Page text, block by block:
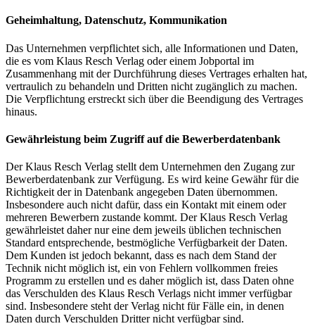
Geheimhaltung, Datenschutz, Kommunikation
Das Unternehmen verpflichtet sich, alle Informationen und Daten,
die es vom Klaus Resch Verlag oder einem Jobportal im
Zusammenhang mit der Durchführung dieses Vertrages erhalten hat,
vertraulich zu behandeln und Dritten nicht zugänglich zu machen.
Die Verpflichtung erstreckt sich über die Beendigung des Vertrages
hinaus.
Gewährleistung beim Zugriff auf die Bewerberdatenbank
Der Klaus Resch Verlag stellt dem Unternehmen den Zugang zur
Bewerberdatenbank zur Verfügung. Es wird keine Gewähr für die
Richtigkeit der in Datenbank angegeben Daten übernommen.
Insbesondere auch nicht dafür, dass ein Kontakt mit einem oder
mehreren Bewerbern zustande kommt. Der Klaus Resch Verlag
gewährleistet daher nur eine dem jeweils üblichen technischen
Standard entsprechende, bestmögliche Verfügbarkeit der Daten.
Dem Kunden ist jedoch bekannt, dass es nach dem Stand der
Technik nicht möglich ist, ein von Fehlern vollkommen freies
Programm zu erstellen und es daher möglich ist, dass Daten ohne
das Verschulden des Klaus Resch Verlags nicht immer verfügbar
sind. Insbesondere steht der Verlag nicht für Fälle ein, in denen
Daten durch Verschulden Dritter nicht verfügbar sind.